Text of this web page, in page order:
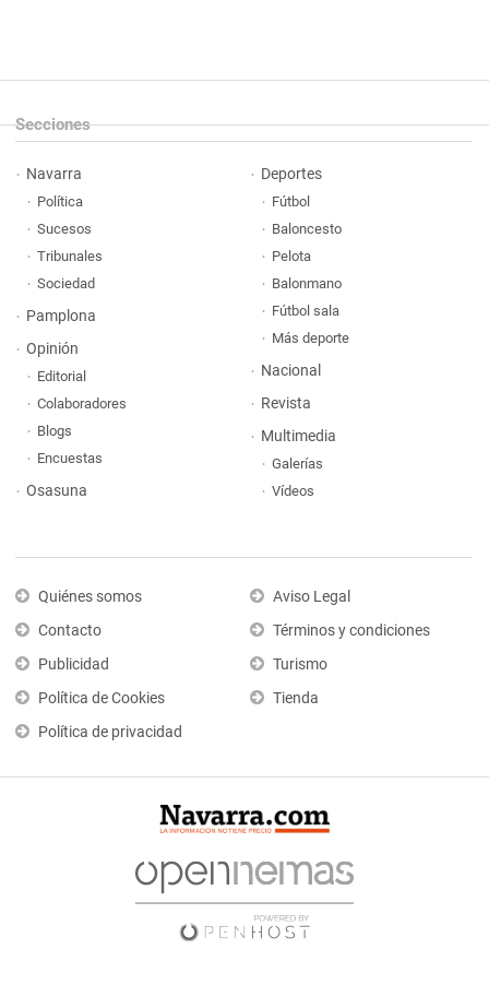
Secciones
Navarra
Política
Sucesos
Tribunales
Sociedad
Pamplona
Opinión
Editorial
Colaboradores
Blogs
Encuestas
Osasuna
Deportes
Fútbol
Baloncesto
Pelota
Balonmano
Fútbol sala
Más deporte
Nacional
Revista
Multimedia
Galerías
Vídeos
Quiénes somos
Contacto
Publicidad
Política de Cookies
Política de privacidad
Aviso Legal
Términos y condiciones
Turismo
Tienda